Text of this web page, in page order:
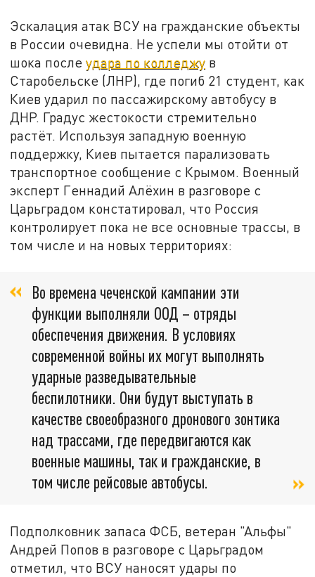
Эскалация атак ВСУ на гражданские объекты
в России очевидна. Не успели мы отойти от
шока послеудара по колледжу в
Старобельске (ЛНР), где погиб 21 студент, как
Киев ударил по пассажирскому автобусу в
ДНР. Градус жестокости стремительно
растёт. Используя западную военную
поддержку, Киев пытается парализовать
транспортное сообщение с Крымом. Военный
эксперт Геннадий Алёхин в разговоре с
Царьградом констатировал, что Россия
контролирует пока не все основные трассы, в
том числе и на новых территориях:
Во времена чеченской кампании эти
функции выполняли ООД – отряды
обеспечения движения. В условиях
современной войны их могут выполнять
ударные разведывательные
беспилотники. Они будут выступать в
качестве своеобразного дронового зонтика
над трассами, где передвигаются как
военные машины, так и гражданские, в
том числе рейсовые автобусы.
Подполковник запаса ФСБ, ветеран "Альфы"
Андрей Попов в разговоре с Царьградом
отметил, что ВСУ наносят удары по